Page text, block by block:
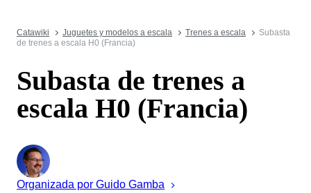
Catawiki Juguetes y modelos a escala Trenes a escala
Subasta
de trenes a escala H0 (Francia)
Subasta de trenes a
escala H0 (Francia)
Organizada por Guido Gamba